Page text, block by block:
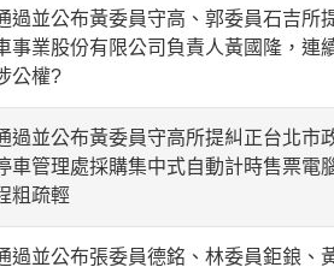
並公布黃委員守高、郭委員石吉所
業股份有限公司負責人黃國隆，連
公權?
並公布黃委員守高所提糾正台北市
管理處採購集中式自動計時售票電
粗疏輕
並公布張委員德銘、林委員鉅鋃、